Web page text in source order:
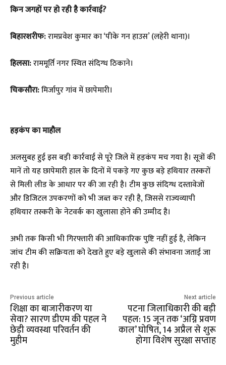
किन जगहों पर हो रही है कार्रवाई?
बिहारशरीफ:रामप्रवेश कुमार का ‘पीके गन हाउस’ (लहेरी थाना)।
हिलसा:राममूर्ति नगर स्थित संदिग्ध ठिकाने।
चिकसौरा:मिर्जापुर गांव में छापेमारी।
हड़कंप का माहौल
​अलसुबह हुई इस बड़ी कार्रवाई से पूरे जिले में हड़कंप मच गया है। सूत्रों की
मानें तो यह छापेमारी हाल के दिनों में पकड़े गए कुछ बड़े हथियार तस्करों
से मिली लीड के आधार पर की जा रही है। टीम कुछ संदिग्ध दस्तावेजों
और डिजिटल उपकरणों को भी जब्त कर रही है, जिससे राज्यव्यापी
हथियार तस्करी के नेटवर्क का खुलासा होने की उम्मीद है।
​अभी तक किसी भी गिरफ्तारी की आधिकारिक पुष्टि नहीं हुई है, लेकिन
जांच टीम की सक्रियता को देखते हुए बड़े खुलासे की संभावना जताई जा
रही है।
Previous article
शिक्षा का बाजारीकरण या
सेवा? सारण डीएम की पहल ने
छेड़ी व्यवस्था परिवर्तन की
मुहीम
Next article
पटना जिलाधिकारी की बड़ी
पहल: 15 जून तक ‘अग्नि प्रवण
काल’ घोषित, 14 अप्रैल से शुरू
होगा विशेष सुरक्षा सप्ताह